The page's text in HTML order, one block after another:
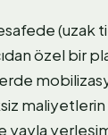
(uzak
özel bir
maliyetlerin
yayla